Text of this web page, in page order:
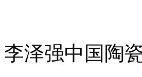
李泽强中国陶